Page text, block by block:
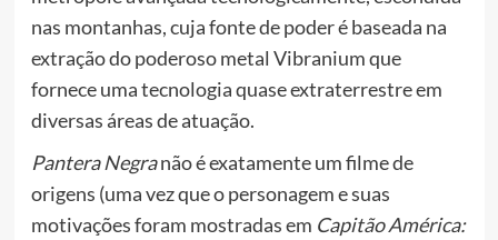
nas montanhas, cuja fonte de poder é baseada na
extração do poderoso metal Vibranium que
fornece uma tecnologia quase extraterrestre em
diversas áreas de atuação.
Pantera Negranão é exatamente um filme de
origens (uma vez que o personagem e suas
motivações foram mostradas em Capitão América: